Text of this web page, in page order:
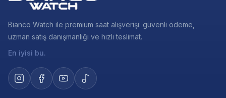
Bianco Watch ile premium saat alışverişi: güvenli ödeme,
uzman satış danışmanlığı ve hızlı teslimat.
En iyisi bu.